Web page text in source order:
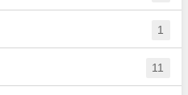
1
11